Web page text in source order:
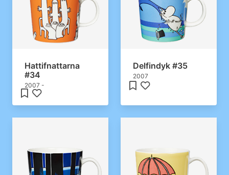
Hattifnattarna
#34
2007 -
Delfindyk #35
2007